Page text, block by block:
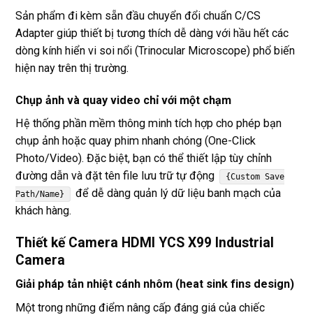
Sản phẩm đi kèm sẵn đầu chuyển đổi chuẩn C/CS
Adapter giúp thiết bị tương thích dễ dàng với hầu hết các
dòng kính hiển vi soi nổi (Trinocular Microscope) phổ biến
hiện nay trên thị trường.
Chụp ảnh và quay video chỉ với một chạm
Hệ thống phần mềm thông minh tích hợp cho phép bạn
chụp ảnh hoặc quay phim nhanh chóng (One-Click
Photo/Video). Đặc biệt, bạn có thể thiết lập tùy chỉnh
đường dẫn và đặt tên file lưu trữ tự động
{Custom Save
Path/Name}
để dễ dàng quản lý dữ liệu banh mạch của
khách hàng.
Thiết kế Camera HDMI YCS X99 Industrial
Camera
Giải pháp tản nhiệt cánh nhôm (heat sink fins design)
Một trong những điểm nâng cấp đáng giá của chiếc